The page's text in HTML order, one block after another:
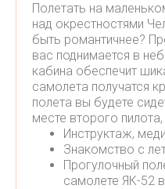
Полетать на
над окрестностями
быть романтичнее?
вас поднимается в
кабина обеспечит
самолета получатся
полета вы будете
месте второго
Инструктаж,
Знакомство с
Прогулочный
самолете ЯК-52